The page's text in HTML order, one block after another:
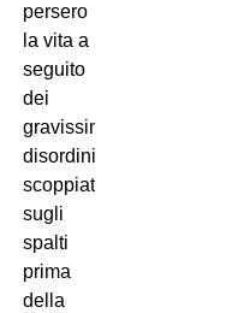
persero
la vita a
seguito
dei
gravissimi
disordini
scoppiati
sugli
spalti
prima
della